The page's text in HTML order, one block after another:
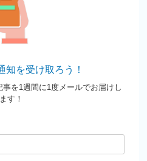
知を受け取ろう！
を1週間に1度メールでお届けし
ます！